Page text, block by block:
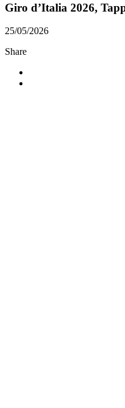
Giro d’Italia 2026,
25/05/2026
Share